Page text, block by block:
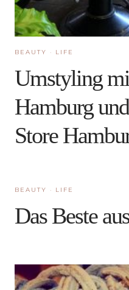
BEAUTY · LIFE
Umstyling
Hamburg
Store
BEAUTY · LIFE
Das Beste